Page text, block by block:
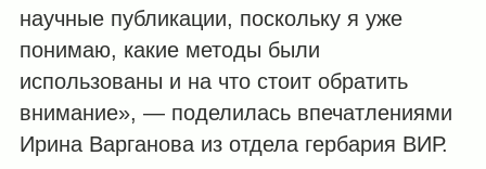
научные публикации, поскольку я уже
понимаю, какие методы были
использованы и на что стоит обратить
внимание», — поделилась впечатлениями
Ирина Варганова из отдела гербария ВИР.